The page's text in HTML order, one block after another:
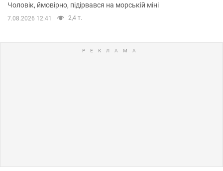
Чоловік, ймовірно, підірвався на морській міні
7.08.2026 12:41 2,4 т.